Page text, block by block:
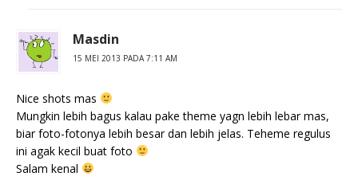
Masdin
15 MEI 2013 PADA 7:11 AM
Nice shots mas
Mungkin lebih bagus kalau pake theme yagn lebih lebar mas,
biar foto-fotonya lebih besar dan lebih jelas. Teheme regulus
ini agak kecil buat foto
Salam kenal